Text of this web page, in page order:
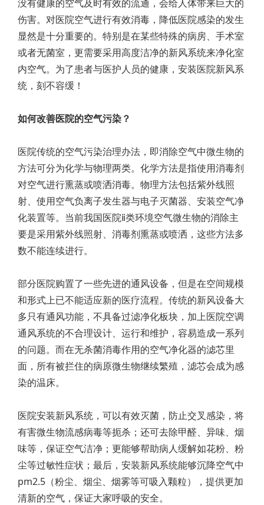
没有健康的空气及时有效的流通，会给人体带来巨大的
伤害。对医院空气进行有效消毒，降低医院感染的发生
显然是十分重要的。特别是在某些特殊的病房、手术室
或者无菌室，更需要采用高度洁净的新风系统来净化室
内空气。为了患者与医护人员的健康，安装医院新风系
统，刻不容缓！
如何改善医院的空气污染？
医院传统的空气污染治理办法，即消除空气中微生物的
方法可分为化学与物理两类。化学方法是指使用消毒剂
对空气进行熏蒸或喷洒消毒。物理方法包括紫外线照
射、使用空气负离子发生器与电子灭菌器、安装空气净
化装置等。当前我国医院ⅱ类环境空气微生物的消除主
要是采用紫外线照射、消毒剂熏蒸或喷洒，这些方法多
数不能连续进行。
部分医院购置了一些先进的通风设备，但是在空间规模
和形式上已不能适应新的医疗流程。传统的新风设备大
多只有通风功能，不具备过滤净化板块，加上医院空调
通风系统的不合理设计、运行和维护，容易造成一系列
的问题。而在无杀菌消毒作用的空气净化器的滤芯里
面，所有被拦住的病原微生物继续繁殖，滤芯会成为感
染的温床。
医院安装新风系统，可以有效灭菌，防止交叉感染，将
有害微生物流感病毒等扼杀；还可去除甲醛、异味、烟
味等，保证空气洁净；更能够帮助病人缓解如花粉、粉
尘等过敏性症状；最后，安装新风系统能够沉降空气中
pm2.5（粉尘、烟尘、烟雾等可吸入颗粒），提供更加
清新的空气，保证大家呼吸的安全。